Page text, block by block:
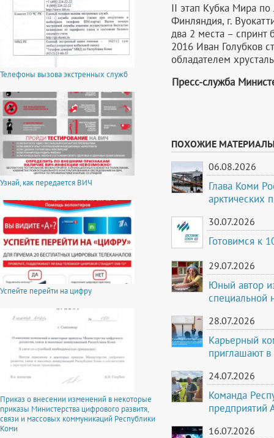
Телефоны вызова экстренных служб
Узнай, как передается ВИЧ
Успейте перейти на цифру
Приказ о внесении изменений в некоторые
приказы Министерства цифрового развитя,
связи и массовых коммуникаций Республики
Коми
II этап Кубка Мира
Финляндия, г.
два 2 места – спринт
2016 Иван Голубков
обладателем
Пресс-служба
ПОХОЖИЕ
06.08.2026
Глава Коми
арктических
30.07.2026
Готовимся к
29.07.2026
Юный автор
специальной
28.07.2026
Карьерный
приглашают
24.07.2026
Команда
предприятий
16.07.2026